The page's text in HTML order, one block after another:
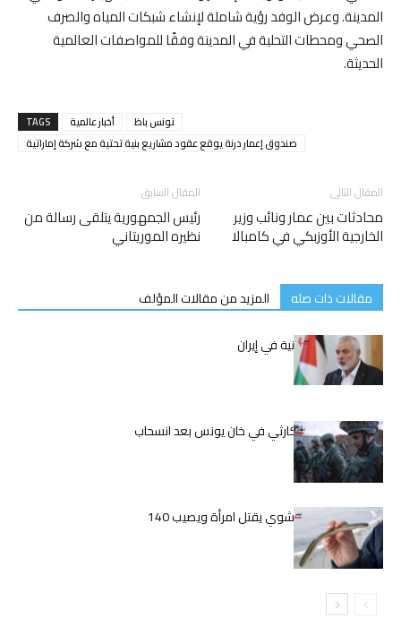
المدينة. وعرض الوفد رؤية شاملة لإنشاء شبكات المياه والصرف
الصحي ومحطات التحلية في المدينة وفقًا للمواصفات العالمية
الحديثة.
TAGS أخبار عالمية
تونس باظ
صندوق إعمار درنة يوقع عقود مشاريع بنية تحتية مع شركة إماراتية
المقال السابق
رئيس الجمهورية يتلقى رسالة من
نظيره الموريتاني
المقال التالى
محادثات بين عمار ونائب وزير
الخارجية الأوزبكي في كامبالا
مقالات ذات صله
المزيد من مقالات المؤلف
اغتيال إسماعيل هنية في إيران
الوضع الإنساني الكارثي في خان يونس بعد انسحاب
الجيش الإسرائيلي
اليابان.. ثعبان بحر مشوي يقتل امرأة ويصيب 140
بالمرض